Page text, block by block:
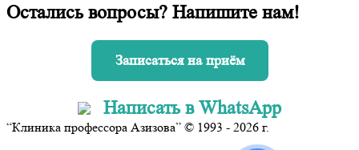
Остались вопросы? Напишите нам!
Записаться на приём
Написать в WhatsApp
“Клиника профессора Азизова” © 1993 - 2026 г.